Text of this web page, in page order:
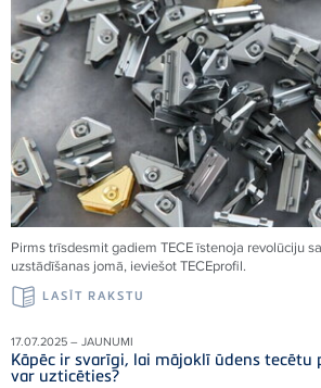
Pirms trīsdesmit gadiem TECEīstenoja revolūciju
uzstādīšanas jomā, ieviešotTECEprofil.
LASĪT RAKSTU
17.07.2025 – JAUNUMI
Kāpēc ir svarīgi, lai mājoklī ūdens tecētu
var uzticēties?